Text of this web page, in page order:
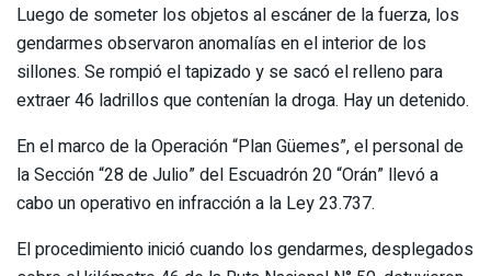
Luego de someter los objetos al escáner de la fuerza, los
gendarmes observaron anomalías en el interior de los
sillones. Se rompió el tapizado y se sacó el relleno para
extraer 46 ladrillos que contenían la droga. Hay un detenido.
En el marco de la Operación “Plan Güemes”, el personal de
la Sección “28 de Julio” del Escuadrón 20 “Orán” llevó a
cabo un operativo en infracción a la Ley 23.737.
El procedimiento inició cuando los gendarmes, desplegados